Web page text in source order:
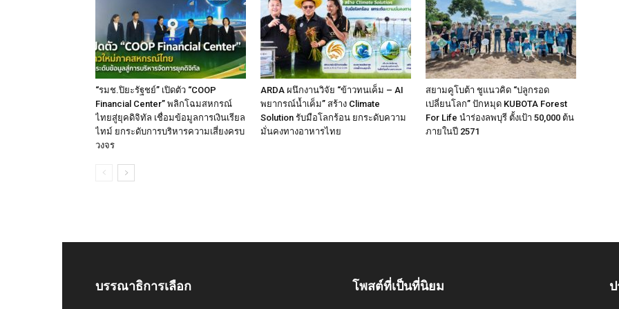
“รมช.ปิยะรัฐชย์” เปิดตัว “COOP
Financial Center” พลิกโฉมสหกรณ์
ไทยสู่ยุคดิจิทัล เชื่อมข้อมูลการเงินเรียล
ไทม์ ยกระดับการบริหารความเสี่ยงครบ
วงจร
ARDA ผนึกงานวิจัย “ข้าวทนเค็ม – AI
พยากรณ์น้ำเค็ม” สร้าง Climate
Solution รับมือโลกร้อน ยกระดับความ
มั่นคงทางอาหารไทย
สยามคูโบต้า ชูแนวคิด “ปลูกรอด
เปลี่ยนโลก” ปักหมุด KUBOTA Forest
For Life นำร่องลพบุรี ตั้งเป้า 50,000 ต้น
ภายในปี 2571
บรรณาธิการเลือก โพสต์ที่เป็นที่นิยม